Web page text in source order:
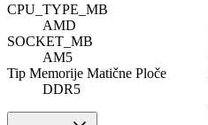
CPU_TYPE_MB
AMD
SOCKET_MB
AM5
Tip Memorije Matične Ploče
DDR5